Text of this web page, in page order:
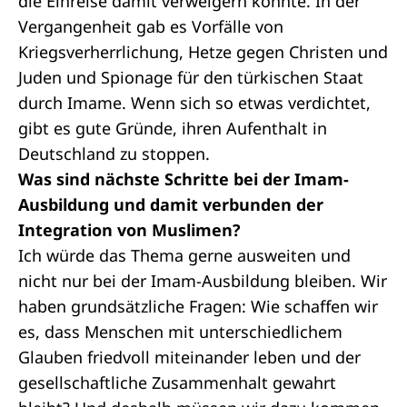
Vergangenheit gab es Vorfälle von
Kriegsverherrlichung, Hetze gegen Christen und
Juden und Spionage für den türkischen Staat
durch Imame. Wenn sich so etwas verdichtet,
gibt es gute Gründe, ihren Aufenthalt in
Deutschland zu stoppen.
Was sind nächste Schritte bei der Imam-
Ausbildung und damit verbunden der
Integration von Muslimen?
Ich würde das Thema gerne ausweiten und
nicht nur bei der Imam-Ausbildung bleiben. Wir
haben grundsätzliche Fragen: Wie schaffen wir
es, dass Menschen mit unterschiedlichem
Glauben friedvoll miteinander leben und der
gesellschaftliche Zusammenhalt gewahrt